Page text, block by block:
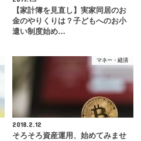
【家計簿を見直し】実家同居のお
金のやりくりは？子どもへのお小
遣い制度始め…
マネー・経済
2018.2.12
そろそろ資産運用、始めてみませ